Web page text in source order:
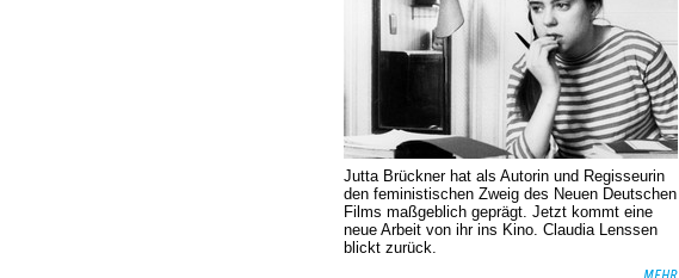
Jutta Brückner hat als Autorin und Regisseurin
den feministischen Zweig des Neuen Deutschen
Films maßgeblich geprägt. Jetzt kommt eine
neue Arbeit von ihr ins Kino. Claudia Lenssen
blickt zurück.